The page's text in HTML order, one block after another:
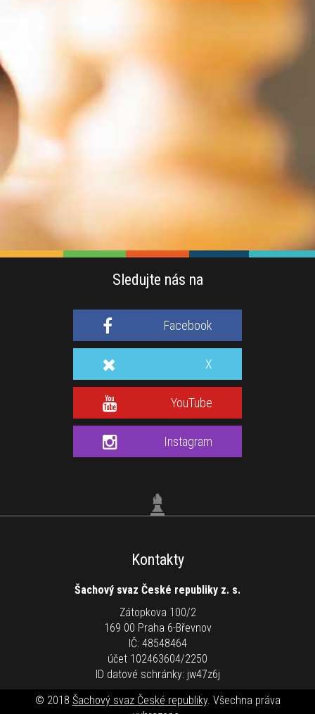
Sledujte nás na
Facebook
X
YouTube
Instagram
Kontakty
Šachový svaz České republiky z. s.
Zátopkova 100/2
169 00 Praha 6-Břevnov
IČ: 48548464
účet 102463604/2250
ID datové schránky: jw47z6j
© 2018 Šachový svaz České republiky. Všechna práva